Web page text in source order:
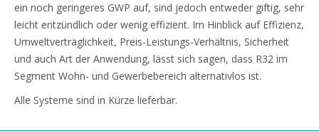
ein noch geringeres GWP auf, sind jedoch entweder giftig, sehr
leicht entzündlich oder wenig effizient. Im Hinblick auf Effizienz,
Umweltverträglichkeit, Preis-Leistungs-Verhältnis, Sicherheit
und auch Art der Anwendung, lässt sich sagen, dass R32 im
Segment Wohn- und Gewerbebereich alternativlos ist.
Alle Systeme sind in Kürze lieferbar.